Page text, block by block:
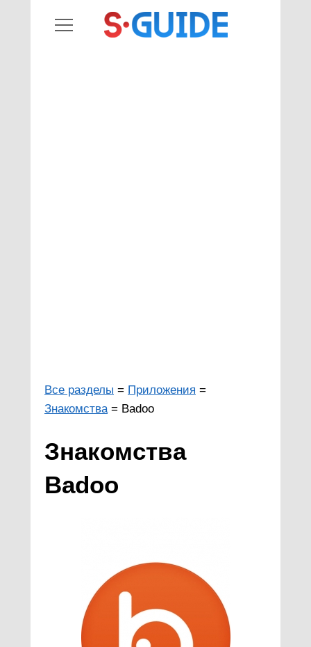
Все разделы = Приложения =
Знакомства= Badoo
Знакомства
Badoo